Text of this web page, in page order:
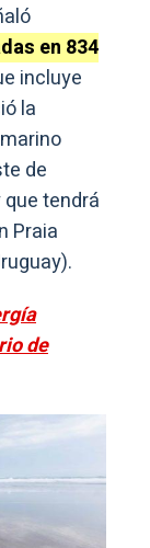
en 834
incluye
la
de
tendrá
Praia
de